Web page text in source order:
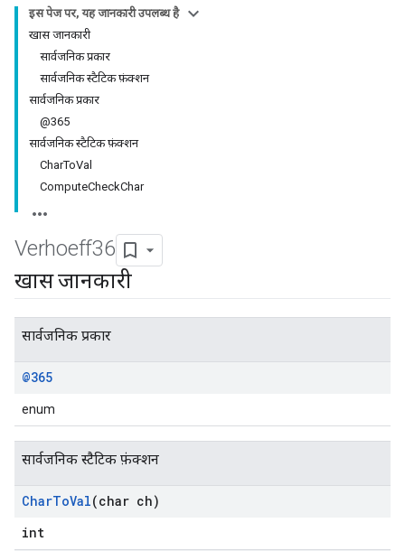
इस पेज पर, यह जानकारी उपलब्ध है
खास जानकारी
सार्वजनिक प्रकार
सार्वजनिक स्टैटिक फ़ंक्शन
सार्वजनिक प्रकार
@365
सार्वजनिक स्टैटिक फ़ंक्शन
CharToVal
ComputeCheckChar
Verhoeff36
खास जानकारी
सार्वजनिक प्रकार
@365
enum
सार्वजनिक स्टैटिक फ़ंक्शन
CharToVal(char ch)
int